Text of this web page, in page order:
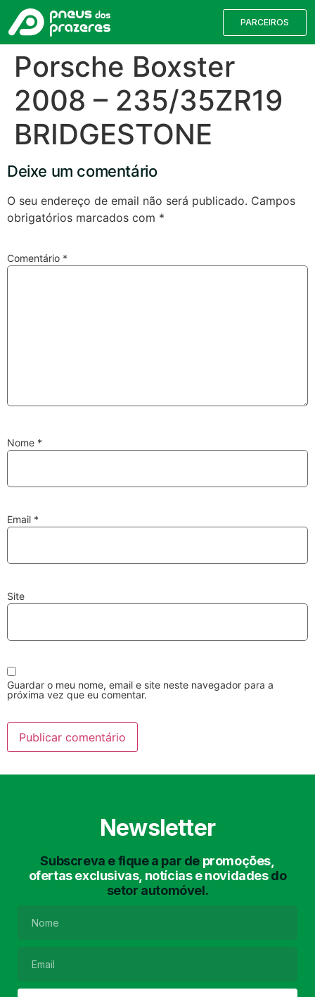
PARCEIROS
Porsche Boxster
2008 – 235/35ZR19
BRIDGESTONE
Deixe um comentário
O seu endereço de email não será publicado. Campos
obrigatórios marcados com *
Comentário *
Nome *
Email *
Site
Guardar o meu nome, email e site neste navegador para a
próxima vez que eu comentar.
Newsletter
Subscreva e fique a par de promoções,
ofertas exclusivas, notícias e novidadesdo
setor automóvel.
Encontre o pneu correto para a sua
Válvulas TPMS
Discos e Pastilhas
Amortecedores
Lavagem Manual
Lavagem de Chassis Matrículas